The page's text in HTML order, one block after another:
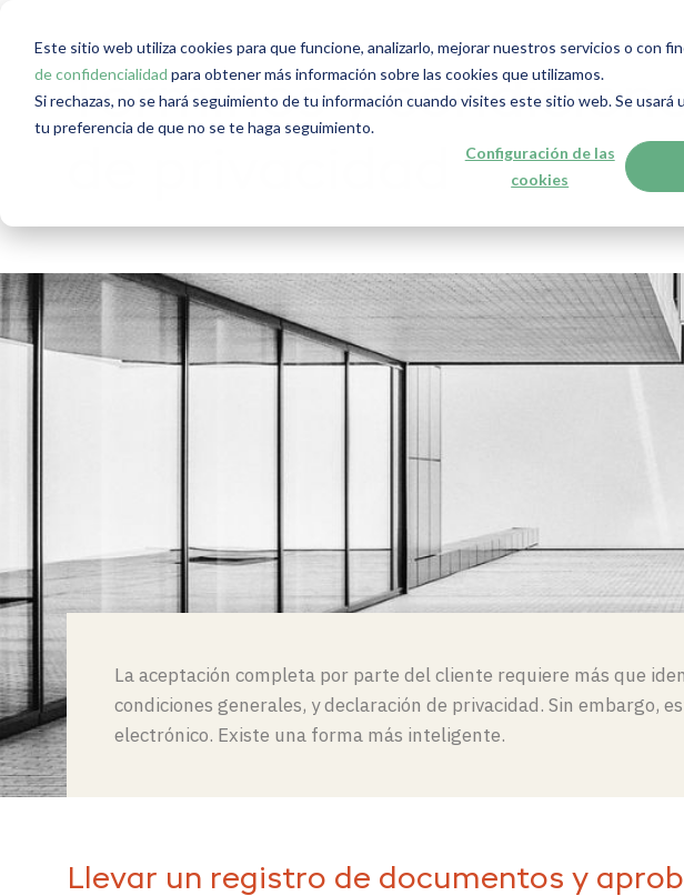
Este sitio web utiliza cookies para que funcione, analizarlo, mejorar nuestros servicios o con
de confidencialidad para obtener más información sobre las cookies que utilizamos.
Si rechazas, no se hará seguimiento de tu información cuando visites este sitio web. Se usará
tu preferencia de que no se te haga seguimiento.
Configuración de las
cookies
Términos y
La aceptación completa por parte del cliente requiere más que
condiciones generales, y declaración de privacidad. Sin embargo,
electrónico. Existe una forma más inteligente.
Llevar un registro de documentos y